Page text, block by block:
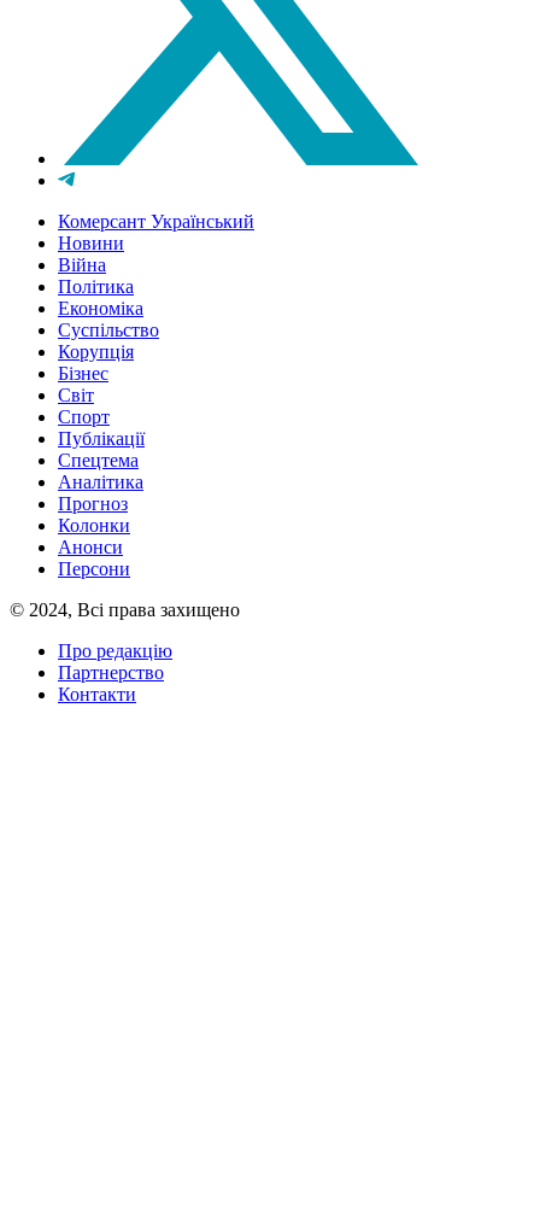
Комерсант Український
Новини
Війна
Політика
Економіка
Суспільство
Корупція
Бізнес
Світ
Спорт
Публікації
Спецтема
Аналітика
Прогноз
Колонки
Анонси
Персони
© 2024, Всі права захищено
Про редакцію
Партнерство
Контакти